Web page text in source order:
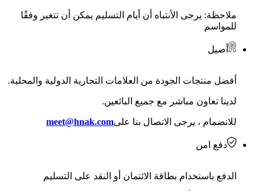
ملاحظة: يرجى الأنتباه أن أيام التسليم يمكن أن تتغير وفقًا
للمواسم
أصيل
أفضل منتجات الجودة من العلامات التجارية الدولية والمحلية.
لدينا تعاون مباشر مع جميع البائعين.
للانضمام ، يرجى الاتصال بنا علىmeet@hnak.com
دفع امن
الدفع باستخدام بطاقة الائتمان أو النقد على التسليم